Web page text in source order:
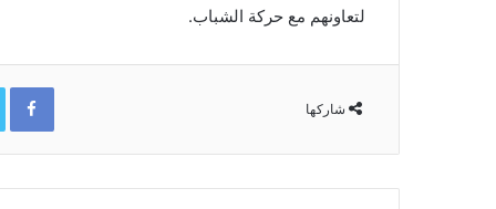
لتعاونهم مع حركة الشباب.
شاركها